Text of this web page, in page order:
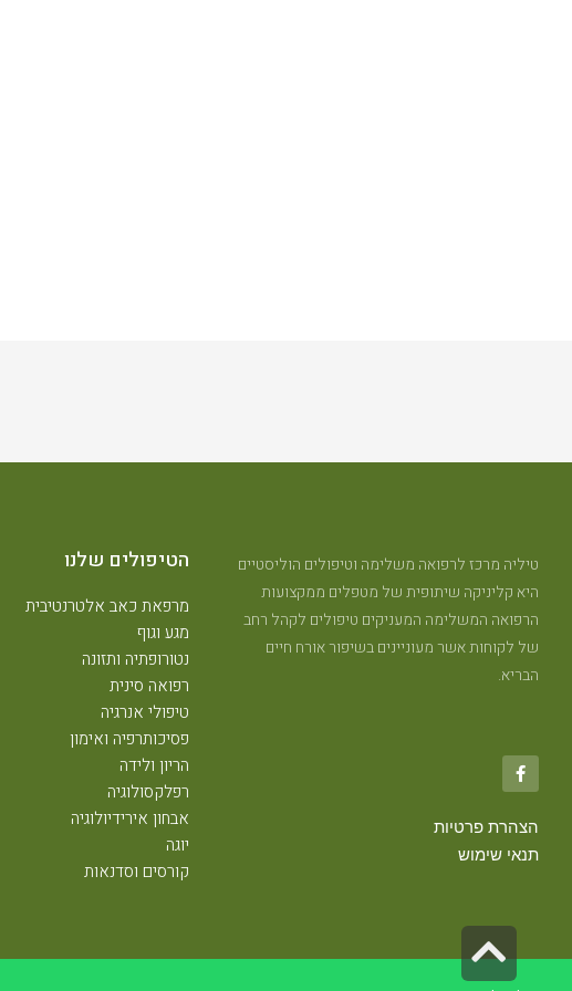
טיליה מרכז לרפואה משלימה וטיפולים הוליסטיים
היא קליניקה שיתופית של מטפלים ממקצועות
הרפואה המשלימה המעניקים טיפולים לקהל רחב
של לקוחות אשר מעוניינים בשיפור אורח חיים
הבריא.
הצהרת פרטיות
תנאי שימוש
הטיפולים שלנו
מרפאת כאב אלטרנטיבית
מגע וגוף
נטורופתיה ותזונה
רפואה סינית
טיפולי אנרגיה
פסיכותרפיה ואימון
הריון ולידה
רפלקסולוגיה
אבחון אירידיולוגיה
יוגה
קורסים וסדנאות
גלילה